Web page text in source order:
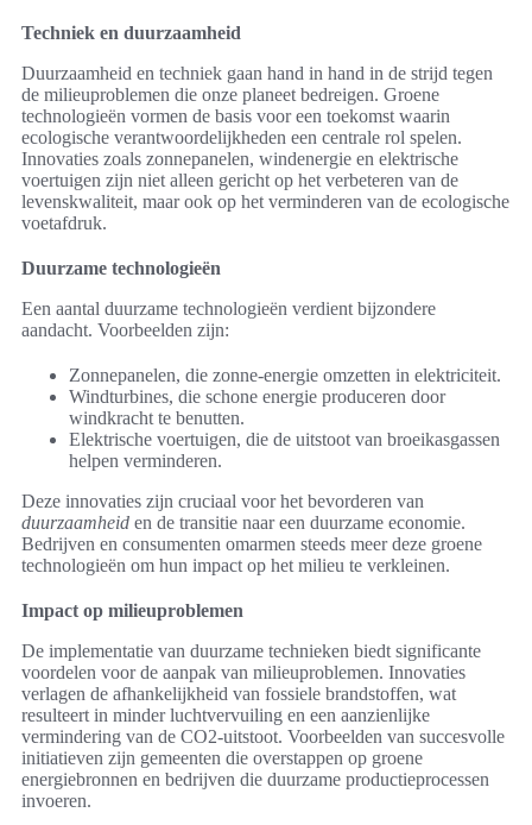
Techniek en duurzaamheid
Duurzaamheid en techniek gaan hand in hand in de strijd tegen
de milieuproblemen die onze planeet bedreigen. Groene
technologieën vormen de basis voor een toekomst waarin
ecologische verantwoordelijkheden een centrale rol spelen.
Innovaties zoals zonnepanelen, windenergie en elektrische
voertuigen zijn niet alleen gericht op het verbeteren van de
levenskwaliteit, maar ook op het verminderen van de ecologische
voetafdruk.
Duurzame technologieën
Een aantal duurzame technologieën verdient bijzondere
aandacht. Voorbeelden zijn:
Zonnepanelen, die zonne-energie omzetten in elektriciteit.
Windturbines, die schone energie produceren door
windkracht te benutten.
Elektrische voertuigen, die de uitstoot van broeikasgassen
helpen verminderen.
Deze innovaties zijn cruciaal voor het bevorderen van
duurzaamheid en de transitie naar een duurzame economie.
Bedrijven en consumenten omarmen steeds meer deze groene
technologieën om hun impact op het milieu te verkleinen.
Impact op milieuproblemen
De implementatie van duurzame technieken biedt significante
voordelen voor de aanpak van milieuproblemen. Innovaties
verlagen de afhankelijkheid van fossiele brandstoffen, wat
resulteert in minder luchtvervuiling en een aanzienlijke
vermindering van de CO2-uitstoot. Voorbeelden van succesvolle
initiatieven zijn gemeenten die overstappen op groene
energiebronnen en bedrijven die duurzame productieprocessen
invoeren.